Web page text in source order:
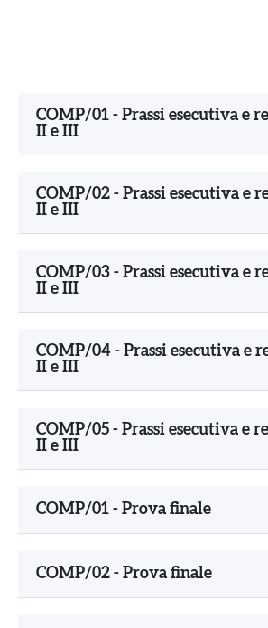
COMP/01 - Prassi esecutiva e
II e III
COMP/02 - Prassi esecutiva e
II e III
COMP/03 - Prassi esecutiva e
II e III
COMP/04 - Prassi esecutiva e
II e III
COMP/05 - Prassi esecutiva e
II e III
COMP/01 - Prova finale
COMP/02 - Prova finale